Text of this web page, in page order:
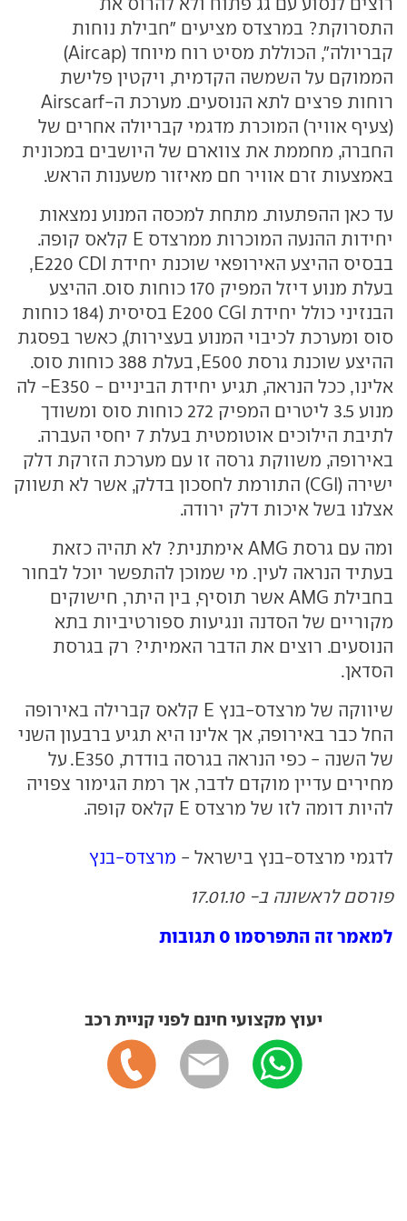
התסרוקת? במרצדס מציעים "חבילת נוחות
קבריולה", הכוללת מסיט רוח מיוחד (Aircap)
הממוקם על השמשה הקדמית, ויקטין פלישת
רוחות פרצים לתא הנוסעים. מערכת ה-Airscarf
(צעיף אוויר) המוכרת מדגמי קבריולה אחרים של
החברה, מחממת את צווארם של היושבים במכונית
באמצעות זרם אוויר חם מאיזור משענות הראש.
עד כאן ההפתעות. מתחת למכסה המנוע נמצאות
יחידות ההנעה המוכרות ממרצדס E קלאס קופה.
בבסיס ההיצע האירופאי שוכנת יחידת E220 CDI,
בעלת מנוע דיזל המפיק 170 כוחות סוס. ההיצע
הבנזיני כולל יחידת E200 CGI בסיסית (184 כוחות
סוס ומערכת לכיבוי המנוע בעצירות), כאשר בפסגת
ההיצע שוכנת גרסת E500, בעלת 388 כוחות סוס.
אלינו, ככל הנראה, תגיע יחידת הביניים - E350- לה
מנוע 3.5 ליטרים המפיק 272 כוחות סוס ומשודך
לתיבת הילוכים אוטומטית בעלת 7 יחסי העברה.
באירופה, משווקת גרסה זו עם מערכת הזרקת דלק
ישירה (CGI) התורמת לחסכון בדלק, אשר לא תשווק
אצלנו בשל איכות דלק ירודה.
ומה עם גרסת AMG אימתנית? לא תהיה כזאת
בעתיד הנראה לעין. מי שמוכן להתפשר יוכל לבחור
בחבילת AMG אשר תוסיף, בין היתר, חישוקים
מקוריים של הסדנה ונגיעות ספורטיביות בתא
הנוסעים. רוצים את הדבר האמיתי? רק בגרסת
הסדאן.
שיווקה של מרצדס-בנץ E קלאס קברילה באירופה
החל כבר באירופה, אך אלינו היא תגיע ברבעון השני
של השנה - כפי הנראה בגרסה בודדת, E350. על
מחירים עדיין מוקדם לדבר, אך רמת הגימור צפויה
להיות דומה לזו של מרצדס E קלאס קופה.
לדגמי מרצדס-בנץ בישראל - מרצדס-בנץ
פורסם לראשונה ב- 17.01.10
למאמר זה התפרסמו 0 תגובות
יעוץ מקצועי חינם לפני קניית רכב